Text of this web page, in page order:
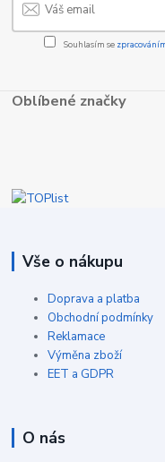
Souhlasím se
Oblíbené značky
Vše o nákupu
Doprava a platba
Obchodní podmínky
Reklamace
Výměna zboží
EET a GDPR
O nás